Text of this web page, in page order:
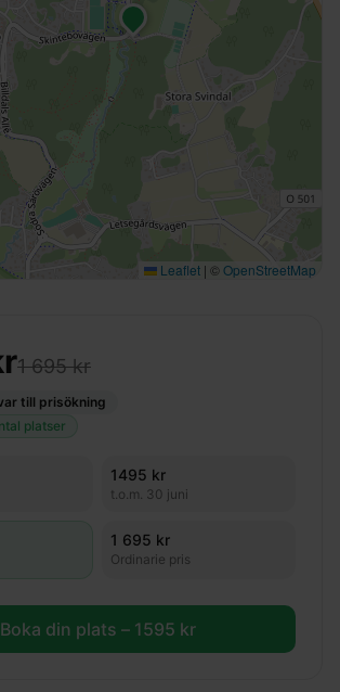
Leaflet | ©OpenStreetMap
1 695 kr
till prisökning
platser
1495 kr
t.o.m. 30 juni
1 695 kr
Ordinarie pris
Boka din plats – 1595 kr